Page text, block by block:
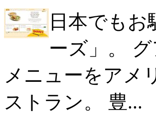
日本でも
ーズ」。
メニューをアメ
ストラン。 豊...